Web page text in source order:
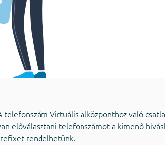
telefonszám Virtuális alközponthoz való
előválasztani telefonszámot a kimenő
rendelhetünk.